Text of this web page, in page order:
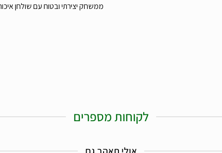
ממשחק יצירתי ובטוח עם שולחן
לקוחות מספרים